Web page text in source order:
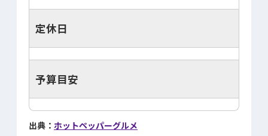
定休日
予算目安
出典： ホットペッパーグルメ